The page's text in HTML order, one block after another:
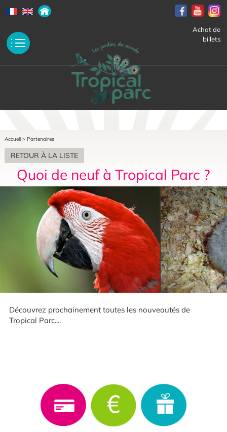
Achat de
billets
Accueil> Partenaires
RETOUR À LA LISTE
Quoi de neuf à Tropical Parc ?
Découvrez prochainement toutes les nouveautés de
Tropical Parc....